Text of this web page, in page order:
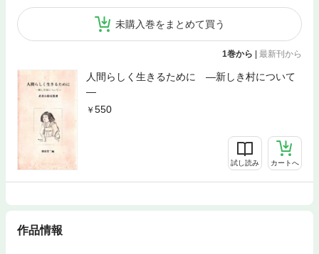
未購入巻をまとめて買う
1巻から 最新刊から
人間らしく生きるために ―新しき村について
―
550
試し読み カートへ
作品情報